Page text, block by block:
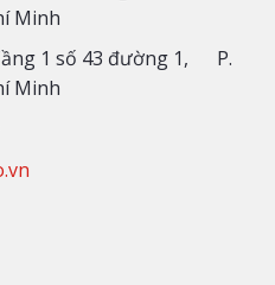
Minh
1 số 43 đường 1, P.
Minh